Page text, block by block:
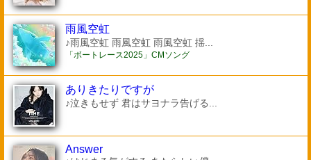
雨風空虹
♪雨風空虹 雨風空虹 雨風空虹 揺...
「ボートレース2025」CMソング
ありきたりですが
♪泣きもせず 君はサヨナラ告げる...
Answer